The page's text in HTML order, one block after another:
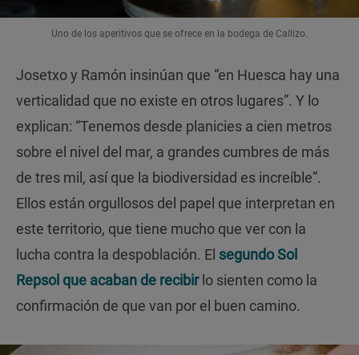
Uno de los aperitivos que se ofrece en la bodega de Callizo.
Josetxo y Ramón insinúan que “en Huesca hay una
verticalidad que no existe en otros lugares”. Y lo
explican: “Tenemos desde planicies a cien metros
sobre el nivel del mar, a grandes cumbres de más
de tres mil, así que la biodiversidad es increíble”.
Ellos están orgullosos del papel que interpretan en
este territorio, que tiene mucho que ver con la
lucha contra la despoblación. El segundo Sol
Repsol que acaban de recibirlo sienten como la
confirmación de que van por el buen camino.